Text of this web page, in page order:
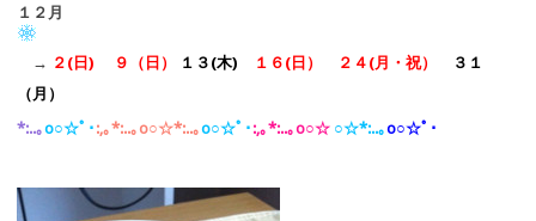
１２月
→ ２(日) ９（日） １３(木) １６(日） ２４(月・祝）
３１
（月）
*:..｡o○☆ﾟ･ :,｡*:..｡o○☆*:..｡o○☆ﾟ･ :,｡*:..｡o○☆ ○☆*:..｡o○☆ﾟ･